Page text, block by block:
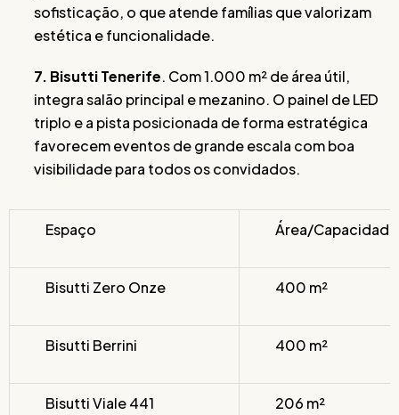
sofisticação, o que atende famílias que valorizam
estética e funcionalidade.
7. Bisutti Tenerife. Com 1.000 m² de área útil,
integra salão principal e mezanino. O painel de LED
triplo e a pista posicionada de forma estratégica
favorecem eventos de grande escala com boa
visibilidade para todos os convidados.
Espaço Área/Capacidade
Bisutti Zero Onze 400 m²
Bisutti Berrini 400 m²
Bisutti Viale 441 206 m²